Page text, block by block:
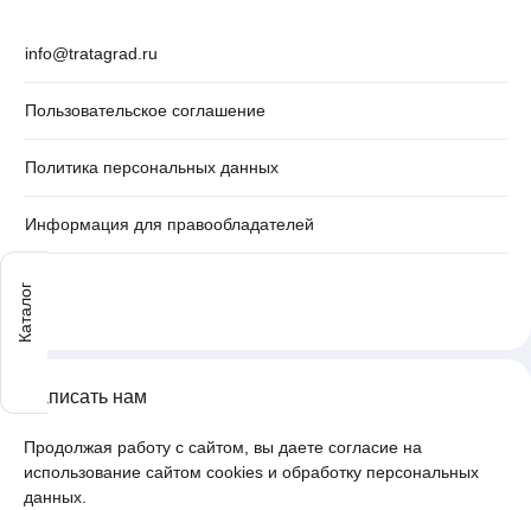
info@tratagrad.ru
Пользовательское соглашение
Политика персональных данных
Информация для правообладателей
Написать нам
Продолжая работу с сайтом, вы даете согласие на
использование сайтом cookies и обработку персональных
данных.
Каталог